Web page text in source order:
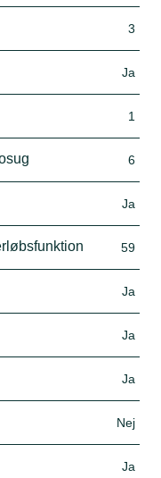
3
Ja
1
6
Ja
59
Ja
Ja
Ja
Nej
Ja